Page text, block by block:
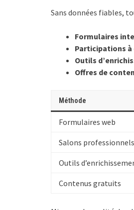
Sans données fiables,
Formulaires
Participations à
Outils
Offres de
Méthode
Formulaires web
Salons professionnels
Outils
Contenus gratuits